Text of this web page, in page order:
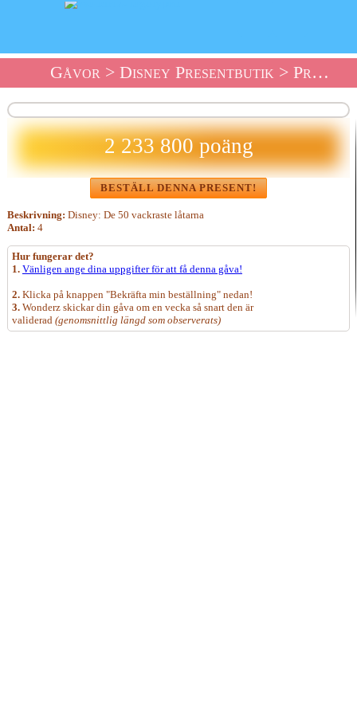
Gåvor> Disney Presentbutik> Presentbutik En Disney CD-Box: De 50 Vackraste L
2 233 800 poäng
BESTÄLL DENNA PRESENT!
Beskrivning: Disney: De 50 vackraste låtarna
Antal: 4
Hur fungerar det?
1. Vänligen ange dina uppgifter för att få denna gåva!
2.Klicka på knappen "Bekräfta min beställning" nedan!
3.Wonderz skickar din gåva om en vecka så snart den är
validerad (genomsnittlig längd som observerats)